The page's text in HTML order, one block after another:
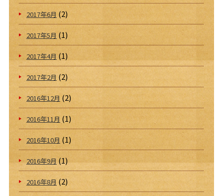
2017年6月(2)
2017年5月 (1)
2017年4月 (1)
2017年2月 (2)
2016年12月(2)
2016年11月 (1)
2016年10月 (1)
2016年9月(1)
2016年8月 (2)